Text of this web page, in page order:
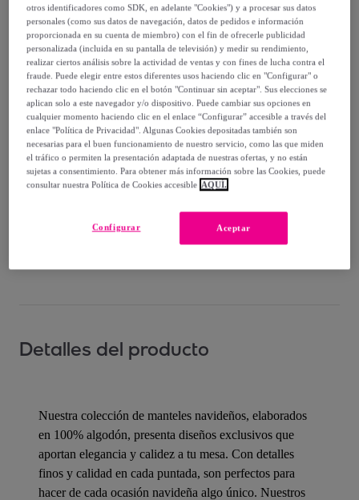
Vendido porONNA STUDIO
Entrega
Entrega desde4,95 €
Gratis desde 60 € de compra
Detalles del producto
Nuestra colección de manteles navideños, elaborados
en 100% algodón, presenta diseños exclusivos que
aportan elegancia y calidez a tu mesa. Con detalles
finos y calidad en cada puntada, son perfectos para
hacer de cada ocasión navideña algo único. Nuestros
otros identificadores como SDK, en adelante "Cookies") y a procesar sus datos
personales (como sus datos de navegación, datos de pedidos e información
proporcionada en su cuenta de miembro) con el fin de ofrecerle publicidad
personalizada (incluida en su pantalla de televisión) y medir su rendimiento,
realizar ciertos análisis sobre la actividad de ventas y con fines de lucha contra el
fraude. Puede elegir entre estos diferentes usos haciendo clic en "Configurar" o
rechazar todo haciendo clic en el botón "Continuar sin aceptar". Sus elecciones se
aplican solo a este navegador y/o dispositivo. Puede cambiar sus opciones en
cualquier momento haciendo clic en el enlace “Configurar” accesible a través del
enlace "Política de Privacidad". Algunas Cookies depositadas también son
necesarias para el buen funcionamiento de nuestro servicio, como las que miden
el tráfico o permiten la presentación adaptada de nuestras ofertas, y no están
sujetas a consentimiento. Para obtener más información sobre las Cookies, puede
consultar nuestra Política de Cookies accesible AQUÍ.
Aceptar
Configurar